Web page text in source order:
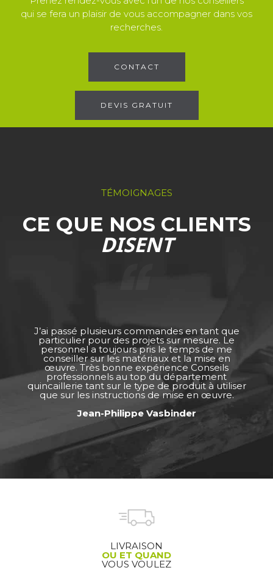
qui se fera un plaisir de vous accompagner dans vos
recherches.
CONTACT
DEVIS GRATUIT
TÉMOIGNAGES
CE QUE NOS CLIENTS
DISENT
J’ai passé plusieurs commandes en tant que
particulier pour des projets sur mesure. Le
personnel a toujours pris le temps de me
conseiller sur les matériaux et la mise en
œuvre. Très bonne expérience Conseils
professionnels au top du département
quincaillerie tant sur le type de produit à utiliser
que sur les instructions de mise en œuvre.
Jean-Philippe Vasbinder
LIVRAISON
OU ET QUAND
VOUS VOULEZ